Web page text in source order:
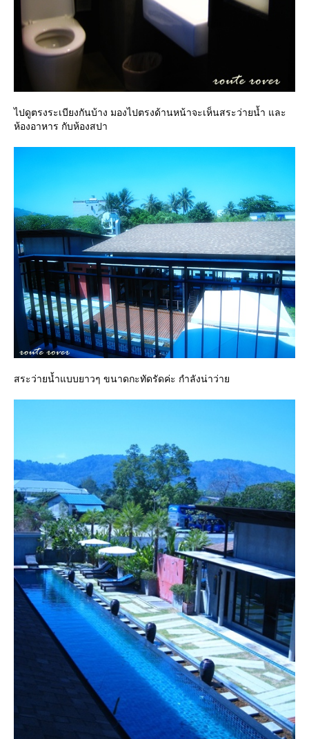
ไปดูตรงระเบียงกันบ้าง มองไปตรงด้านหน้าจะเห็นสระว่ายน้ำ และ
ห้องอาหาร กับห้องสปา
สระว่ายน้ำแบบยาวๆ ขนาดกะทัดรัดค่ะ กำลังน่าว่า